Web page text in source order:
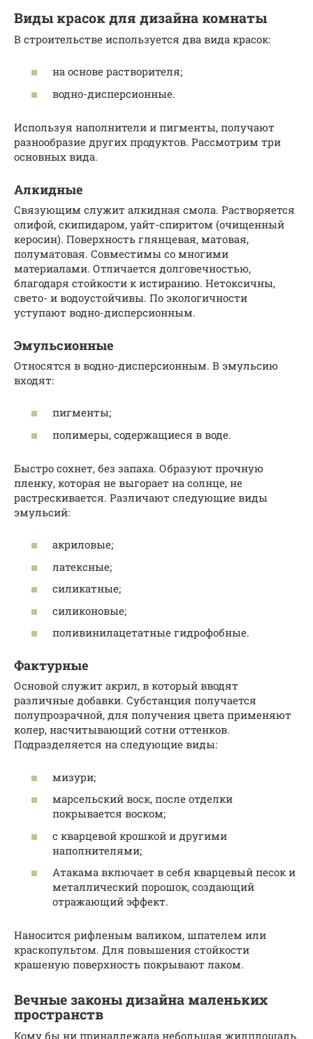
Виды красок для дизайна комнаты
В строительстве используется два вида красок:
на основе растворителя;
водно-дисперсионные.
Используя наполнители и пигменты, получают
разнообразие других продуктов. Рассмотрим три
основных вида.
Алкидные
Связующим служит алкидная смола. Растворяется
олифой, скипидаром, уайт-спиритом (очищенный
керосин). Поверхность глянцевая, матовая,
полуматовая. Совместимы со многими
материалами. Отличается долговечностью,
благодаря стойкости к истиранию. Нетоксичны,
свето- и водоустойчивы. По экологичности
уступают водно-дисперсионным.
Эмульсионные
Относятся в водно-дисперсионным. В эмульсию
входят:
пигменты;
полимеры, содержащиеся в воде.
Быстро сохнет, без запаха. Образуют прочную
пленку, которая не выгорает на солнце, не
растрескивается. Различают следующие виды
эмульсий:
акриловые;
латексные;
силикатные;
силиконовые;
поливинилацетатные гидрофобные.
Фактурные
Основой служит акрил, в который вводят
различные добавки. Субстанция получается
полупрозрачной, для получения цвета применяют
колер, насчитывающий сотни оттенков.
Подразделяется на следующие виды:
мизури;
марсельский воск, после отделки
покрывается воском;
с кварцевой крошкой и другими
наполнителями;
Атакама включает в себя кварцевый песок и
металлический порошок, создающий
отражающий эффект.
Наносится рифленым валиком, шпателем или
краскопультом. Для повышения стойкости
крашеную поверхность покрывают лаком.
Вечные законы дизайна маленьких
пространств
Кому бы ни принадлежала небольшая жилплощадь,